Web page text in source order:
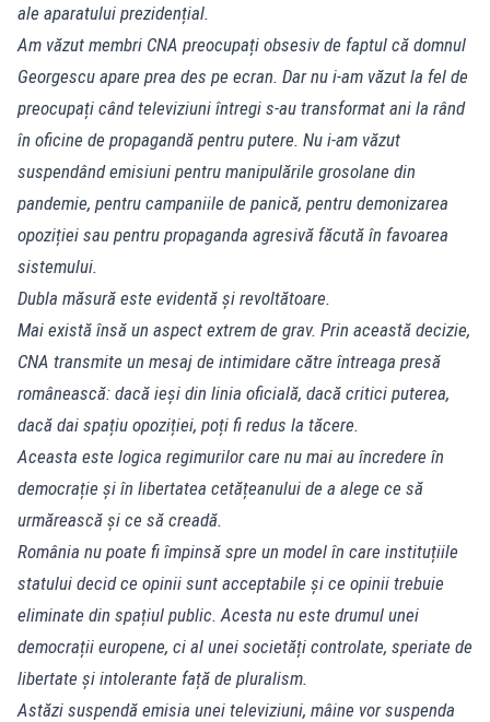
ale aparatului prezidențial.
Am văzut membri CNA preocupați obsesiv de faptul că domnul
Georgescu apare prea des pe ecran. Dar nu i-am văzut la fel de
preocupați când televiziuni întregi s-au transformat ani la rând
în oficine de propagandă pentru putere. Nu i-am văzut
suspendând emisiuni pentru manipulările grosolane din
pandemie, pentru campaniile de panică, pentru demonizarea
opoziției sau pentru propaganda agresivă făcută în favoarea
sistemului.
Dubla măsură este evidentă și revoltătoare.
Mai există însă un aspect extrem de grav. Prin această decizie,
CNA transmite un mesaj de intimidare către întreaga presă
românească: dacă ieși din linia oficială, dacă critici puterea,
dacă dai spațiu opoziției, poți fi redus la tăcere.
Aceasta este logica regimurilor care nu mai au încredere în
democrație și în libertatea cetățeanului de a alege ce să
urmărească și ce să creadă.
România nu poate fi împinsă spre un model în care instituțiile
statului decid ce opinii sunt acceptabile și ce opinii trebuie
eliminate din spațiul public. Acesta nu este drumul unei
democrații europene, ci al unei societăți controlate, speriate de
libertate și intolerante față de pluralism.
Astăzi suspendă emisia unei televiziuni, mâine vor suspenda